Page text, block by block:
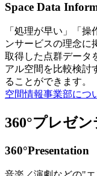
Space Data
「処理が早い」「
ンサービスの理念に
取得した点群データ
アル空間を比較検討
ることができます。
空間情報事業部につ
360°プレゼ
360°Presentation